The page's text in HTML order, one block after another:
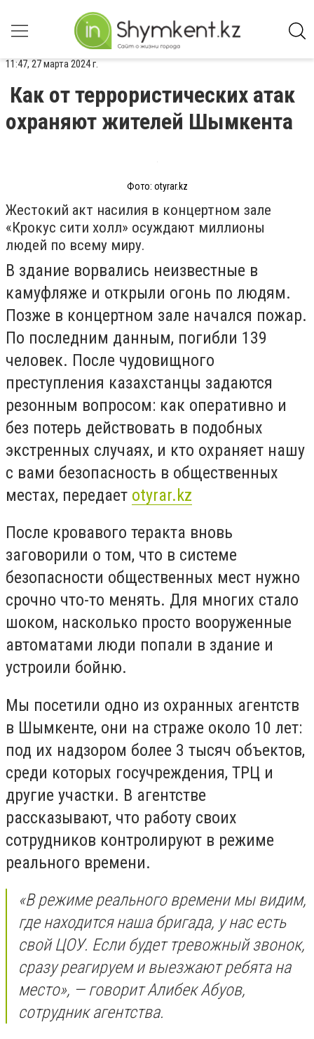
11:47, 27 марта 2024 г.
Как от террористических атак
охраняют жителей Шымкента
Фото: otyrar.kz
Жестокий акт насилия в концертном зале
«Крокус сити холл» осуждают миллионы
людей по всему миру.
В здание ворвались неизвестные в
камуфляже и открыли огонь по людям.
Позже в концертном зале начался пожар.
По последним данным, погибли 139
человек. После чудовищного
преступления казахстанцы задаются
резонным вопросом: как оперативно и
без потерь действовать в подобных
экстренных случаях, и кто охраняет нашу
с вами безопасность в общественных
местах, передает otyrar.kz
После кровавого теракта вновь
заговорили о том, что в системе
безопасности общественных мест нужно
срочно что-то менять. Для многих стало
шоком, насколько просто вооруженные
автоматами люди попали в здание и
устроили бойню.
Мы посетили одно из охранных агентств
в Шымкенте, они на страже около 10 лет:
под их надзором более 3 тысяч объектов,
среди которых госучреждения, ТРЦ и
другие участки. В агентстве
рассказывают, что работу своих
сотрудников контролируют в режиме
реального времени.
«В режиме реального времени мы видим,
где находится наша бригада, у нас есть
свой ЦОУ. Если будет тревожный звонок,
сразу реагируем и выезжают ребята на
место», — говорит Алибек Абуов,
сотрудник агентства.